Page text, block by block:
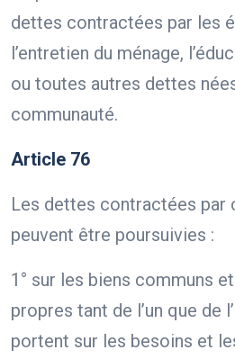
dettes contractées par les
l’entretien du ménage,
ou toutes autres dettes
communauté.
Article 76
Les dettes contractées par
peuvent être poursuivies :
1° sur les biens communs
propres tant de l’un que de
portent sur les besoins et